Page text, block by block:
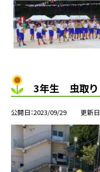
3年生 虫取り
公開日 2023/09/29 更新日